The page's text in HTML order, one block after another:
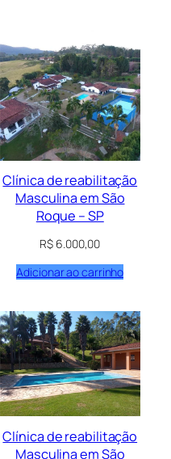
Clínica de reabilitação
Masculina em São
Roque – SP
R$ 6.000,00
Adicionar ao carrinho
Clínica de reabilitação
Masculina em São